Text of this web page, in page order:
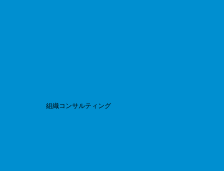
組織コンサルティング